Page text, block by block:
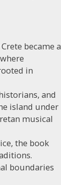
became a
in
and
island under
musical
the book
boundaries